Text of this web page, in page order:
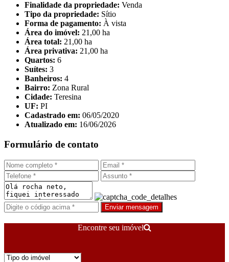
Finalidade da propriedade: Venda
Tipo da propriedade: Sítio
Forma de pagamento: À vista
Área do imóvel: 21,00 ha
Área total: 21,00 ha
Área privativa: 21,00 ha
Quartos: 6
Suítes: 3
Banheiros: 4
Bairro: Zona Rural
Cidade: Teresina
UF: PI
Cadastrado em: 06/05/2020
Atualizado em: 16/06/2026
Formulário de contato
Enviar mensagem
Encontre seu imóvel